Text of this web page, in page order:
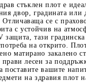
стъклен плот е
двор, градината или
се с
с устойчив на
защита, тази градинска
на открито.
матирано закалено
прави лесен за
поставите вашите
на здравия плот